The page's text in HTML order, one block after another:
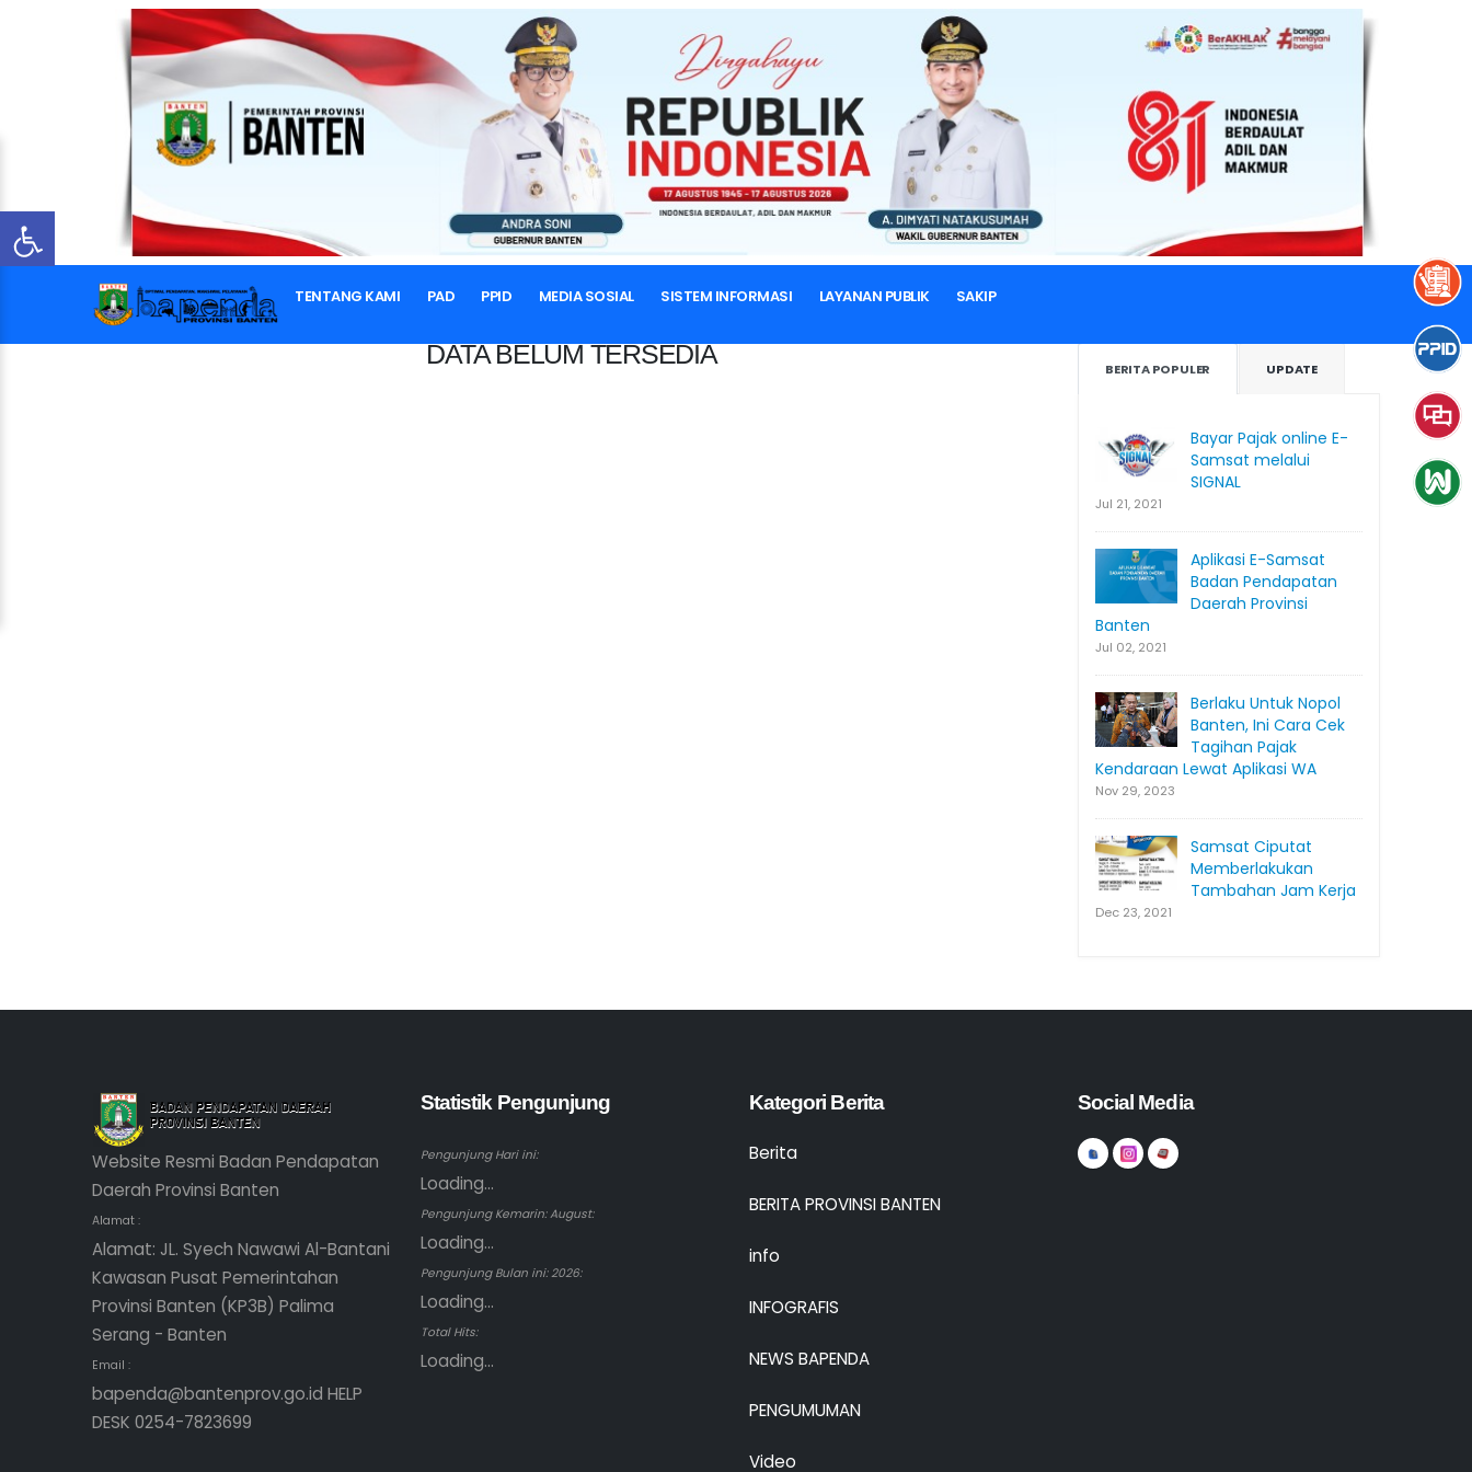
TENTANG KAMI PAD PPID MEDIA SOSIAL SISTEM INFORMASI LAYANAN PUBLIK SAKIP
BERANDA
DATA BELUM TERSEDIA
BERITA POPULER UPDATE
Bayar Pajak online E-
Samsat melalui
SIGNAL
Jul 21, 2021
Aplikasi E-Samsat
Badan Pendapatan
Daerah Provinsi
Banten
Jul 02, 2021
Berlaku Untuk Nopol
Banten, Ini Cara Cek
Tagihan Pajak
Kendaraan Lewat Aplikasi WA
Nov 29, 2023
Samsat Ciputat
Memberlakukan
Tambahan Jam Kerja
Dec 23, 2021
Website Resmi Badan Pendapatan
Daerah Provinsi Banten
Alamat :
Alamat: JL. Syech Nawawi Al-Bantani
Kawasan Pusat Pemerintahan
Provinsi Banten (KP3B) Palima
Serang - Banten
Email :
bapenda@bantenprov.go.id HELP
DESK 0254-7823699
Statistik Pengunjung
Pengunjung Hari ini:
Loading...
Pengunjung Kemarin: August:
Loading...
Pengunjung Bulan ini: 2026:
Loading...
Total Hits:
Loading...
Kategori Berita
Berita
BERITA PROVINSI BANTEN
info
INFOGRAFIS
NEWS BAPENDA
PENGUMUMAN
Video
Social Media